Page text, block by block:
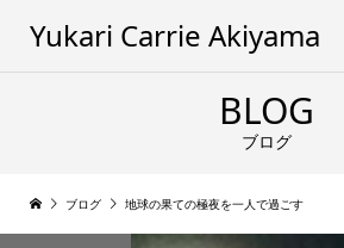
Yukari Carrie Akiyama
BLOG
ブログ
ブログ 地球の果ての極夜を一人で過ごす